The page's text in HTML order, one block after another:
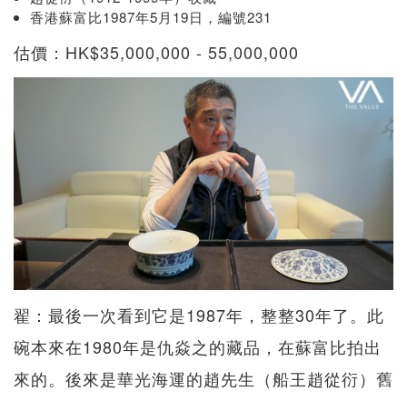
香港蘇富比1987年5月19日，編號231
估價：HK$35,000,000 - 55,000,000
翟：最後一次看到它是1987年，整整30年了。此
碗本來在1980年是仇焱之的藏品，在蘇富比拍出
來的。後來是華光海運的趙先生（船王趙從衍）舊